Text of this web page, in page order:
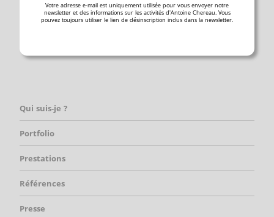
Votre adresse e-mail est uniquement utilisée pour vous envoyer notre
newsletter et des informations sur les activités d'Antoine Chereau. Vous
pouvez toujours utiliser le lien de désinscription inclus dans la newsletter.
Qui suis-je ?
Portfolio
Prestations
Références
Presse